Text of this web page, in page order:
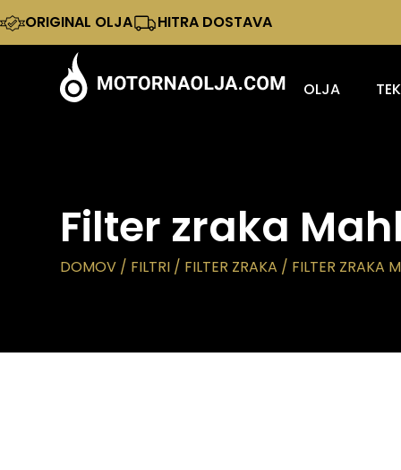
ORIGINAL OLJA HITRA DOSTAVA
OLJA
Filter zraka
DOMOV / FILTRI / FILTER ZRAKA / FILTER ZRAKA